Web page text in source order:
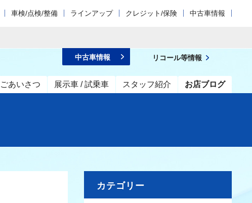
車検/点検/整備 ラインアップ クレジット/保険 中古車情報
あいさつ 展示車 / 試乗車 スタッフ紹介 お店ブログ
中古車情報 リコール等情報
カテゴリー